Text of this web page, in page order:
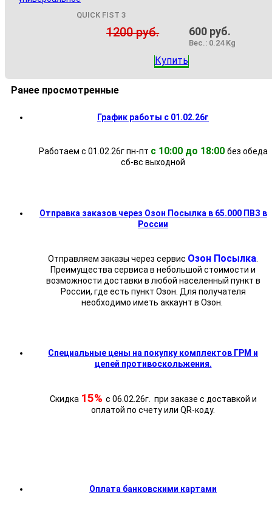
QUICK FIST 3
1200 руб. 600 руб.
Вес.: 0.24 Kg
Купить
Ранее просмотренные
График работы с 01.02.26г
Работаем с 01.02.26г пн-пт с 10:00 до 18:00 без обеда
cб-вс выходной
Отправка заказов через Озон Посылка в 65.000 ПВЗ в
России
Отправляем заказы через сервис Озон Посылка
Преимущества сервиса в небольшой стоимости и
возможности доставки в любой населенный пункт в
России, где есть пункт Озон. Для получателя
необходимо иметь аккаунт в Озон.
Специальные цены на покупку комплектов ГРМ и
цепей противоскольжения.
Скидка 15% с 06.02.26г. при заказе с доставкой и
оплатой по счету или QR-коду.
Оплата банковскими картами